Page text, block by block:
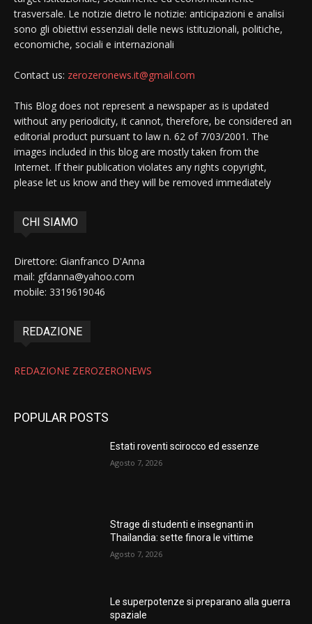
trasversale. Le notizie dietro le notizie: anticipazioni e analisi
sono gli obiettivi essenziali delle news istituzionali, politiche,
economiche, sociali e internazionali
Contact us: zerozeronews.it@gmail.com
This Blog does not represent a newspaper as is updated
without any periodicity, it cannot, therefore, be considered an
editorial product pursuant to law n. 62 of 7/03/2001. The
images included in this blog are mostly taken from the
Internet. If their publication violates any rights copyright,
please let us know and they will be removed immediately
CHI SIAMO
Direttore: Gianfranco D'Anna
mail: gfdanna@yahoo.com
mobile: 3319619046
REDAZIONE
REDAZIONE ZEROZERONEWS
POPULAR POSTS
Estati roventi scirocco ed essenze
Agosto 7, 2026
Strage di studenti e insegnanti in
Thailandia: sette finora le vittime
Agosto 7, 2026
Le superpotenze si preparano alla guerra
spaziale